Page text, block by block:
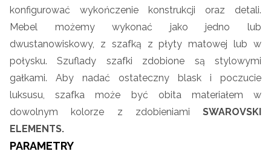
konfigurować wykończenie konstrukcji oraz detali.
Mebel możemy wykonać jako jedno lub
dwustanowiskowy, z szafką z płyty matowej lub w
połysku. Szuflady szafki zdobione są stylowymi
gałkami. Aby nadać ostateczny blask i poczucie
luksusu, szafka może być obita materiałem w
dowolnym kolorze z zdobieniami SWAROVSKI
ELEMENTS.
PARAMETRY